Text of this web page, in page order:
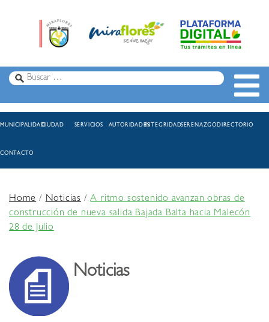
MUNICIPALIDADCIUDAD SERVICIOS AUTORIDADESINTEGRIDADSERENAZGODIRECTORIO
CONTACTO
Home/Noticias /A ritmo sostenido avanzan obras de
construcción de nueva salida Bajada Balta hacia Malecón
28 de Julio
Noticias